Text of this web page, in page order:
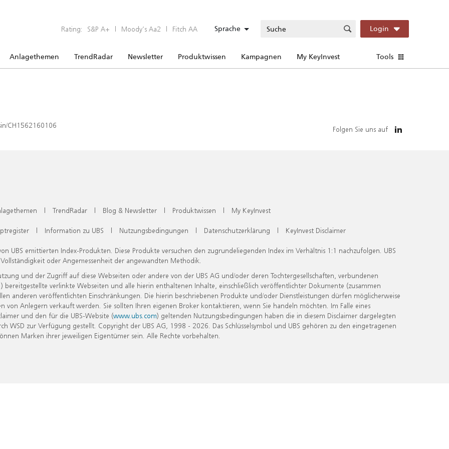
Rating: S&P A+ | Moody’s Aa2 | Fitch AA Sprache Login
Anlagethemen TrendRadar Newsletter Produktwissen Kampagnen My KeyInvest Tools
CH1562160106 Folgen Sie uns auf
| TrendRadar | Blog & Newsletter | Produktwissen | My KeyInvest
| Information zu UBS | Nutzungsbedingungen | Datenschutzerklärung | KeyInvest Disclaimer
UBS emittierten Index-Produkten. Diese Produkte versuchen den zugrundeliegenden Index im Verhältnis 1:1 nachzufolgen. UBS
oder Angemessenheit der angewandten Methodik.
und der Zugriff auf diese Webseiten oder andere von der UBS AG und/oder deren Tochtergesellschaften, verbundenen
verlinkte Webseiten und alle hierin enthaltenen Inhalte, einschließlich veröffentlichter Dokumente (zusammen
anderen veröffentlichten Einschränkungen. Die hierin beschriebenen Produkte und/oder Dienstleistungen dürfen möglicherweise
Anlegern verkauft werden. Sie sollten Ihren eigenen Broker kontaktieren, wenn Sie handeln möchten. Im Falle eines
und den für die UBS-Website (www.ubs.com) geltenden Nutzungsbedingungen haben die in diesem Disclaimer dargelegten
zur Verfügung gestellt. Copyright der UBS AG, 1998 - 2026. Das Schlüsselsymbol und UBS gehören zu den eingetragenen
Marken ihrer jeweiligen Eigentümer sein. Alle Rechte vorbehalten.